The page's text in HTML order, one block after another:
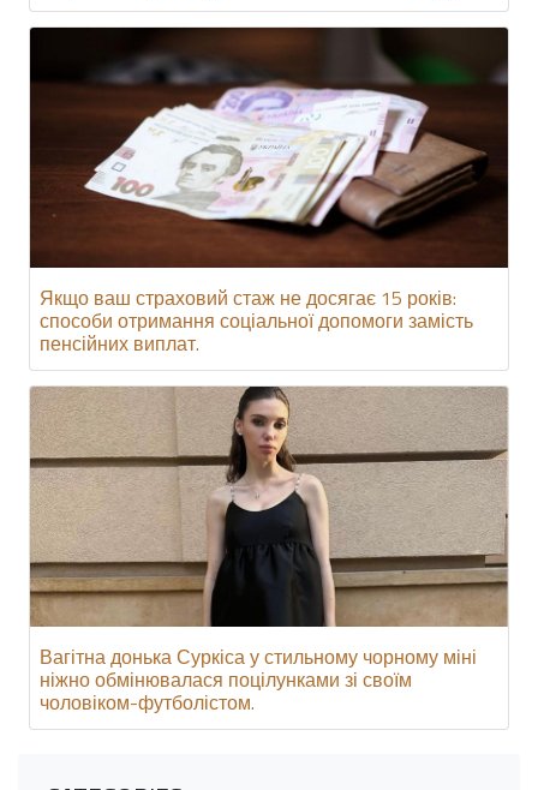
Якщо ваш страховий стаж не досягає 15 років:
способи отримання соціальної допомоги замість
пенсійних виплат.
Вагітна донька Суркіса у стильному чорному міні
ніжно обмінювалася поцілунками зі своїм
чоловіком-футболістом.